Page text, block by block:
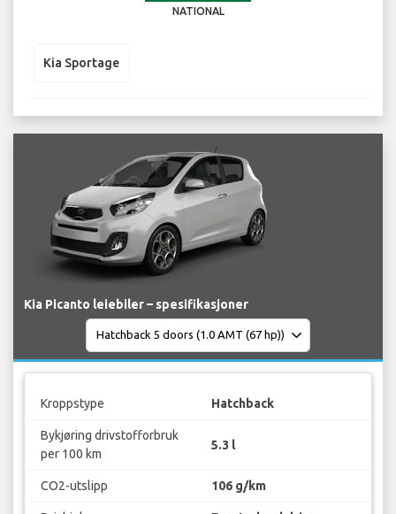
NATIONAL
Kia Sportage
Kia Picanto leiebiler – spesifikasjoner
Kroppstype Hatchback
Bykjøring drivstofforbruk
per 100 km
5.3 l
CO2-utslipp 106 g/km